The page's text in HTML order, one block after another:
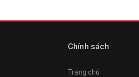
Chính sách
Trang chủ